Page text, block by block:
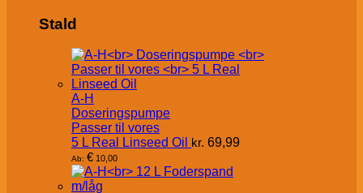
Stald
A-H
Doseringspumpe
Passer til vores
5 L Real Linseed Oil kr. 69,99
Ab: € 10,00